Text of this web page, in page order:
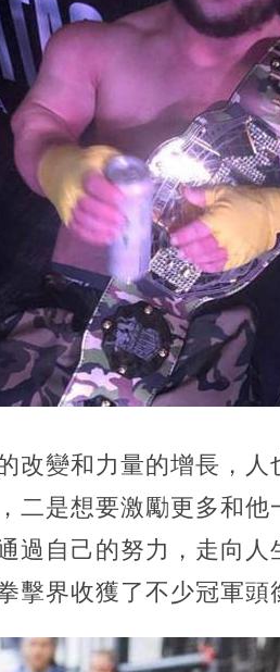
改變和力量的增長，
二是想要激勵更多和他
過自己的努力，走向
擊界收獲了不少冠軍頭